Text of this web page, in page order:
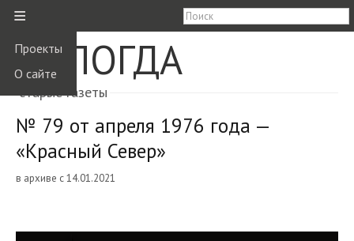
≡
Проекты
О сайте
ВОЛОГДА
старые газеты
№ 79 от апреля 1976 года —
«Красный Север»
в архиве с 14.01.2021